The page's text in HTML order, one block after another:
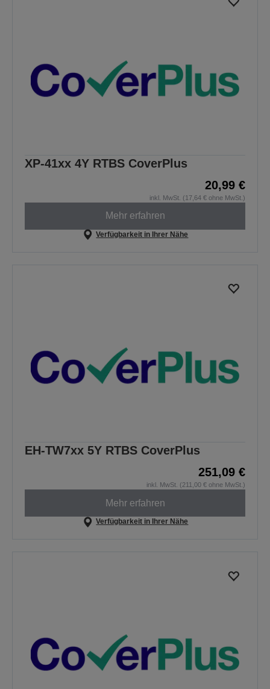
XP-41xx 4Y RTBS CoverPlus
20,99 €
inkl. MwSt. (17,64 € ohne MwSt.)
Mehr erfahren
Verfügbarkeit in Ihrer Nähe
EH-TW7xx 5Y RTBS CoverPlus
251,09 €
inkl. MwSt. (211,00 € ohne MwSt.)
Mehr erfahren
Verfügbarkeit in Ihrer Nähe